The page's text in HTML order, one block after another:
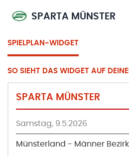
SPARTA MÜNSTER
SPIELPLAN-WIDGET
SO SIEHT DAS WIDGET AUF
SPARTA MÜNSTER
Samstag, 9.5.2026
Münsterland - Männer